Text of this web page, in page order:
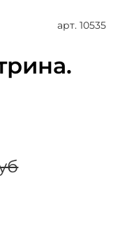
арт. 10535